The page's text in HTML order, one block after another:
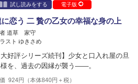
試し読みをする
電子版
に恋う 二 贄の乙女の幸福な身の上
道草 家守
スト ゆきさめ
大好評シリーズ続刊】少女と口入れ屋の旦
を、過去の因縁が襲う――。
924円（本体840円＋税）